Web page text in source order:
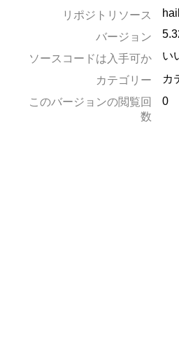
リポジトリソース
バージョン
ソースコードは入手可か い
カテゴリー
カ
このバージョンの閲覧回
数
0